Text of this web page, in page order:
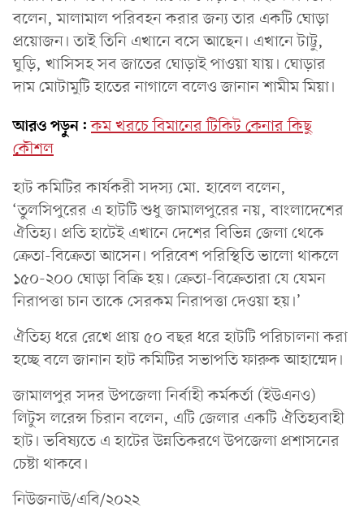
বলেন, মালামাল পরিবহন করার জন্য তার একটি ঘোড়া
প্রয়োজন। তাই তিনি এখানে বসে আছেন। এখানে টাট্টু,
ঘুড়ি, খাসিসহ সব জাতের ঘোড়াই পাওয়া যায়। ঘোড়ার
দাম মোটামুটি হাতের নাগালে বলেও জানান শামীম মিয়া।
আরও পড়ুন: কম খরচে বিমানের টিকিট কেনার কিছু
কৌশল
হাট কমিটির কার্যকরী সদস্য মো. হাবেল বলেন,
‘তুলসিপুরের এ হাটটি শুধু জামালপুরের নয়, বাংলাদেশের
ঐতিহ্য। প্রতি হাটেই এখানে দেশের বিভিন্ন জেলা থেকে
ক্রেতা-বিক্রেতা আসেন। পরিবেশ পরিস্থিতি ভালো থাকলে
১৫০-২০০ ঘোড়া বিক্রি হয়। ক্রেতা-বিক্রেতারা যে যেমন
নিরাপত্তা চান তাকে সেরকম নিরাপত্তা দেওয়া হয়।’
ঐতিহ্য ধরে রেখে প্রায় ৫০ বছর ধরে হাটটি পরিচালনা করা
হচ্ছে বলে জানান হাট কমিটির সভাপতি ফারুক আহাম্মেদ।
জামালপুর সদর উপজেলা নির্বাহী কর্মকর্তা (ইউএনও)
লিটুস লরেন্স চিরান বলেন, এটি জেলার একটি ঐতিহ্যবাহী
হাট। ভবিষ্যতে এ হাটের উন্নতিকরণে উপজেলা প্রশাসনের
চেষ্টা থাকবে।
নিউজনাউ/এবি/২০২২